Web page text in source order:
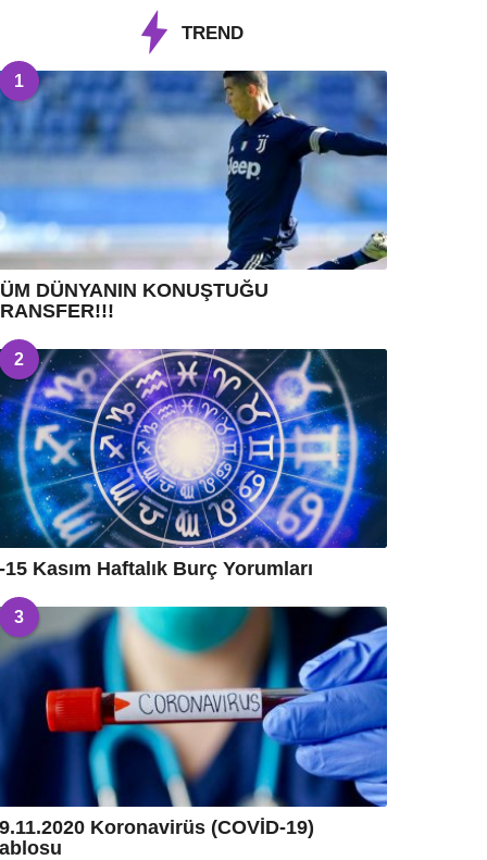
TREND
1
DÜNYANIN KONUŞTUĞU
2
15 Kasım Haftalık Burç Yorumları
3
Koronavirüs (COVİD-19)